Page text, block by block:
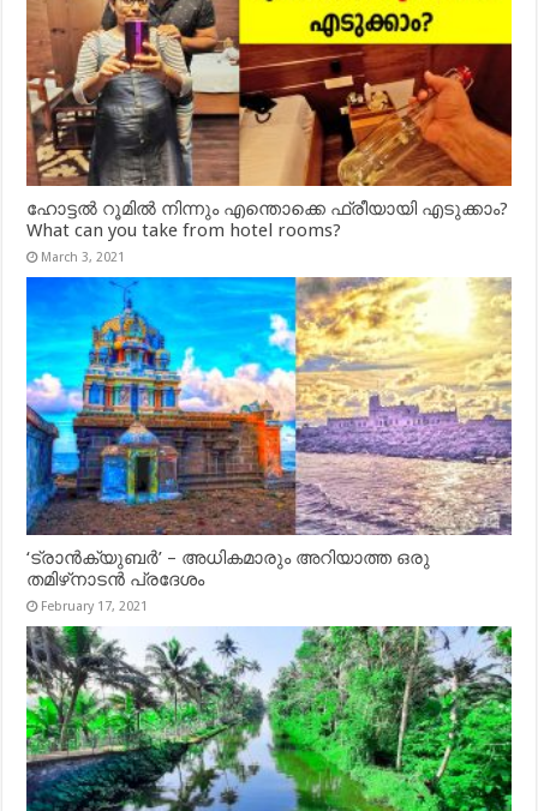
ഹോട്ടൽ റൂമിൽ നിന്നും എന്തൊക്കെ ഫ്രീയായി എടുക്കാം?
What can you take from hotel rooms?
March 3, 2021
‘ട്രാൻക്യുബർ’ – അധികമാരും അറിയാത്ത ഒരു
തമിഴ്‌നാടൻ പ്രദേശം
February 17, 2021